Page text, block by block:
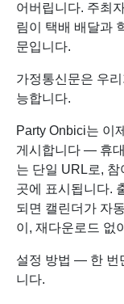
어버립니다. 주최
림이 택배 배달과
문입니다.
가정통신문은 우
능합니다.
Party Onbici는 이
게시합니다 — 휴
는 단일 URL로,
곳에 표시됩니다.
되면 캘린더가 자
이, 재다운로드 없
설정 방법 — 한 번
니다.